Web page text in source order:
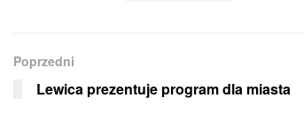
Poprzedni
Lewica prezentuje program dla miasta